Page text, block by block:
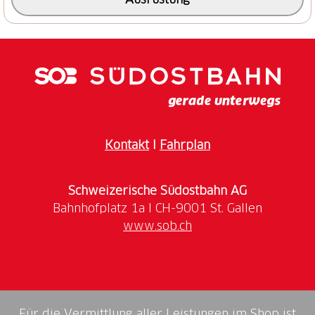
KontaktI Fahrplan
Schweizerische Südostbahn AG
www.sob.ch